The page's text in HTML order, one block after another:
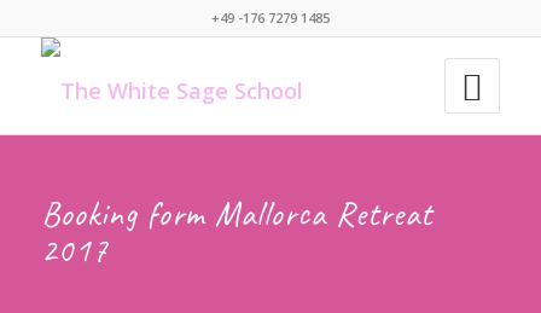
+49 -176 7279 1485
Booking form Mallorca Retreat
2017